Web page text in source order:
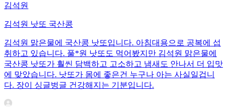
김석원
김석원 낫또 국산콩
김석원 맑은물에 국산콩 낫또입니다. 아침대용으로 공복에 섭
취하고 있습니다. 풀*원 낫또도 먹어봤지만 김석원 맑은물에
국산콩 낫또가 훨씬 담백하고 고소하고 냄새도 안나서 더 입맛
에 맞았습니다. 낫또가 몸에 좋은건 누구나 아는 사실일겁니
다. 장이 싱글벙글 건강해지는 기분입니다.